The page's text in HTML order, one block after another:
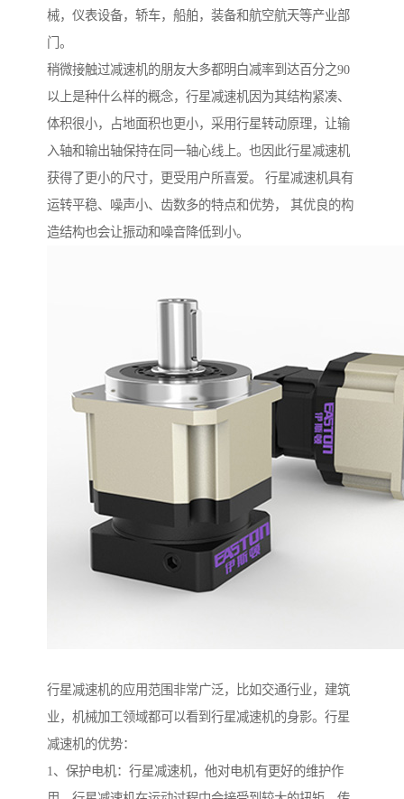
械，仪表设备，轿车，船舶，装备和航空航天等产业部
门。
稍微接触过减速机的朋友大多都明白减率到达百分之90
以上是种什么样的概念，行星减速机因为其结构紧凑、
体积很小，占地面积也更小，采用行星转动原理，让输
入轴和输出轴保持在同一轴心线上。也因此行星减速机
获得了更小的尺寸，更受用户所喜爱。 行星减速机具有
运转平稳、噪声小、齿数多的特点和优势， 其优良的构
造结构也会让振动和噪音降低到小。
行星减速机的应用范围非常广泛，比如交通行业，建筑
业，机械加工领域都可以看到行星减速机的身影。行星
减速机的优势：
1、保护电机：行星减速机，他对电机有更好的维护作